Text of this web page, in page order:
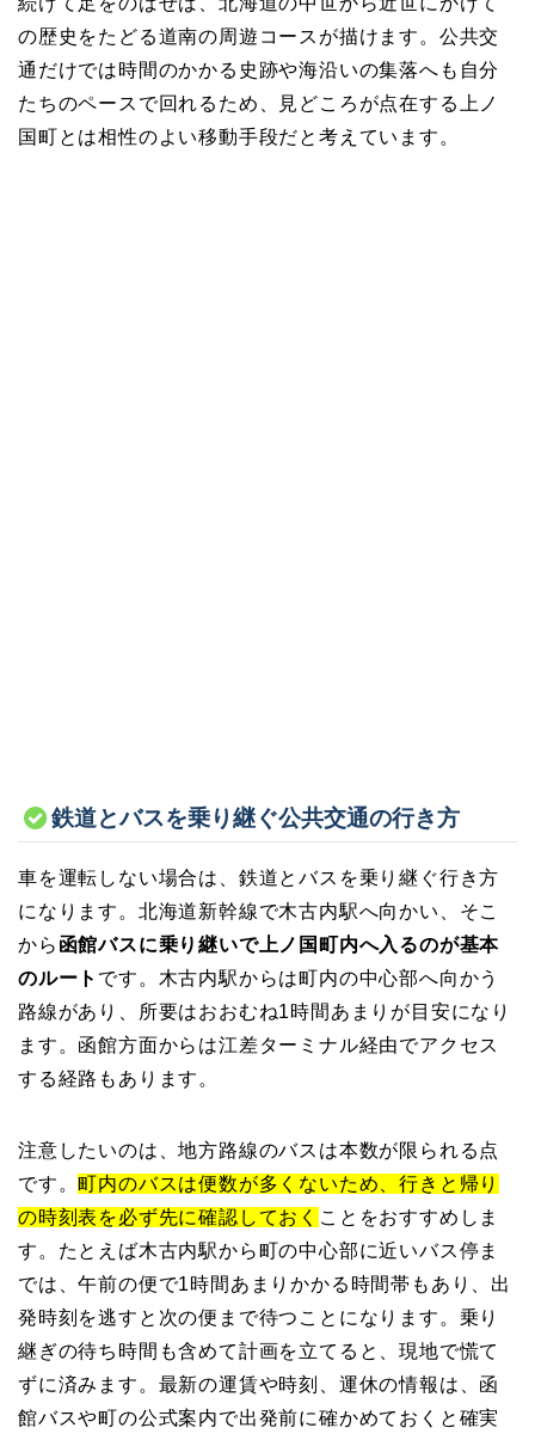
の歴史をたどる道南の周遊コースが描けます。公共交
通だけでは時間のかかる史跡や海沿いの集落へも自分
たちのペースで回れるため、見どころが点在する上ノ
国町とは相性のよい移動手段だと考えています。
鉄道とバスを乗り継ぐ公共交通の行き方
車を運転しない場合は、鉄道とバスを乗り継ぐ行き方
になります。北海道新幹線で木古内駅へ向かい、そこ
から 函館バスに乗り継いで上ノ国町内へ入るのが基本
のルート です。木古内駅からは町内の中心部へ向かう
路線があり、所要はおおむね1時間あまりが目安になり
ます。函館方面からは江差ターミナル経由でアクセス
する経路もあります。
注意したいのは、地方路線のバスは本数が限られる点
です。町内のバスは便数が多くないため、行きと帰り
の時刻表を必ず先に確認しておく ことをおすすめしま
す。たとえば木古内駅から町の中心部に近いバス停ま
では、午前の便で1時間あまりかかる時間帯もあり、出
発時刻を逃すと次の便まで待つことになります。乗り
継ぎの待ち時間も含めて計画を立てると、現地で慌て
ずに済みます。最新の運賃や時刻、運休の情報は、函
館バスや町の公式案内で出発前に確かめておくと確実